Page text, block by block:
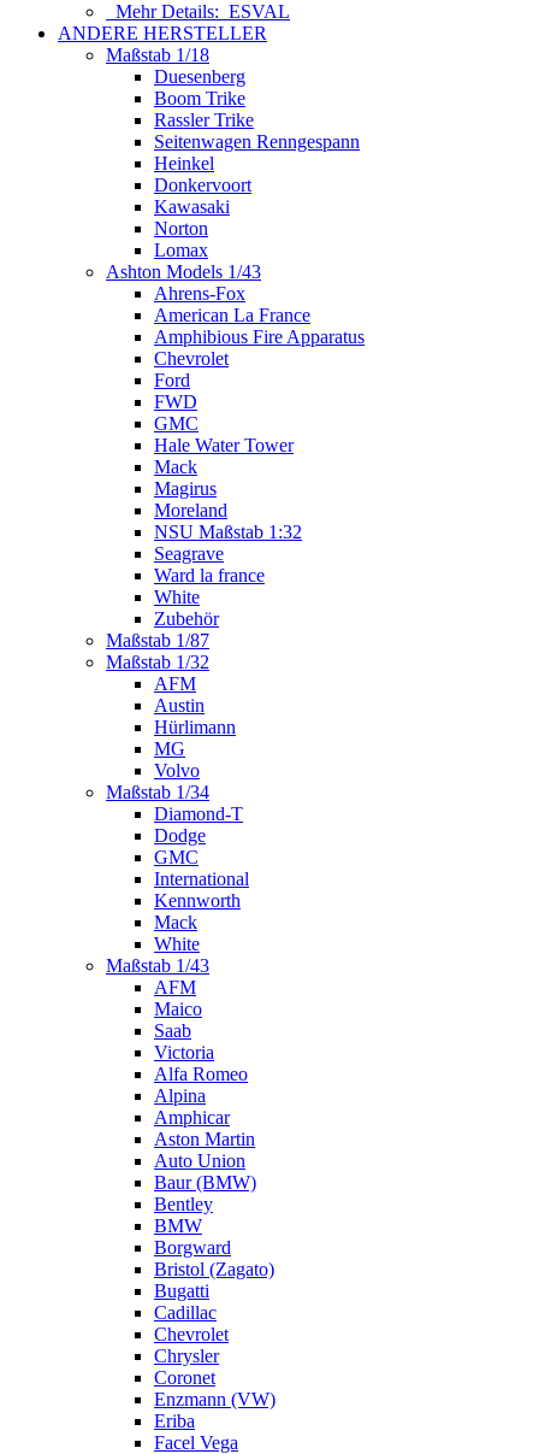
Mehr Details: ESVAL
ANDERE HERSTELLER
Maßstab 1/18
Duesenberg
Boom Trike
Rassler Trike
Seitenwagen Renngespann
Heinkel
Donkervoort
Kawasaki
Norton
Lomax
Ashton Models 1/43
Ahrens-Fox
American La France
Amphibious Fire Apparatus
Chevrolet
Ford
FWD
GMC
Hale Water Tower
Mack
Magirus
Moreland
NSU Maßstab 1:32
Seagrave
Ward la france
White
Zubehör
Maßstab 1/87
Maßstab 1/32
AFM
Austin
Hürlimann
MG
Volvo
Maßstab 1/34
Diamond-T
Dodge
GMC
International
Kennworth
Mack
White
Maßstab 1/43
AFM
Maico
Saab
Victoria
Alfa Romeo
Alpina
Amphicar
Aston Martin
Auto Union
Baur (BMW)
Bentley
BMW
Borgward
Bristol (Zagato)
Bugatti
Cadillac
Chevrolet
Chrysler
Coronet
Enzmann (VW)
Eriba
Facel Vega